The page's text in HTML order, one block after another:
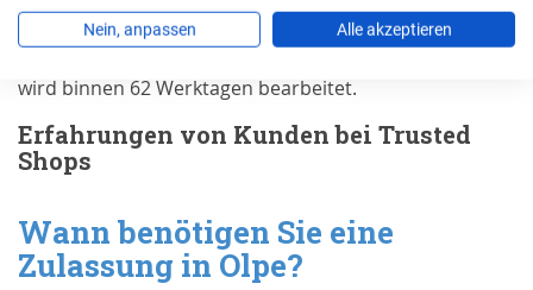
einen Termin.
wird binnen 62 Werktagen bearbeitet.
Erfahrungen von Kunden bei Trusted
Shops
Wann benötigen Sie eine
Zulassung in Olpe?
Nein, anpassen Alle akzeptieren